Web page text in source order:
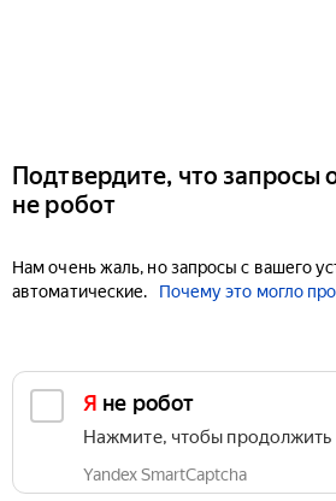
Подтвердите, что запросы
не робот
Нам очень жаль, но запросы с вашего
автоматические.
Почему это могло
Я не робот
Нажмите, чтобы продолжить
Yandex SmartCaptcha